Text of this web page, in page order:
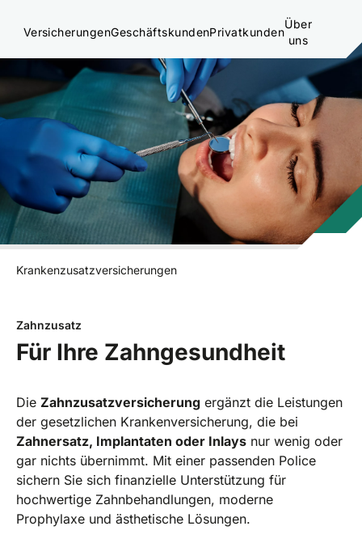
VersicherungenGeschäftskundenPrivatkunden
Über
uns
Krankenzusatzversicherungen
Zahnzusatz
Für Ihre Zahngesundheit
Die Zahnzusatzversicherung ergänzt die Leistungen
der gesetzlichen Krankenversicherung, die bei
Zahnersatz, Implantaten oder Inlays nur wenig oder
gar nichts übernimmt. Mit einer passenden Police
sichern Sie sich finanzielle Unterstützung für
hochwertige Zahnbehandlungen, moderne
Prophylaxe und ästhetische Lösungen.